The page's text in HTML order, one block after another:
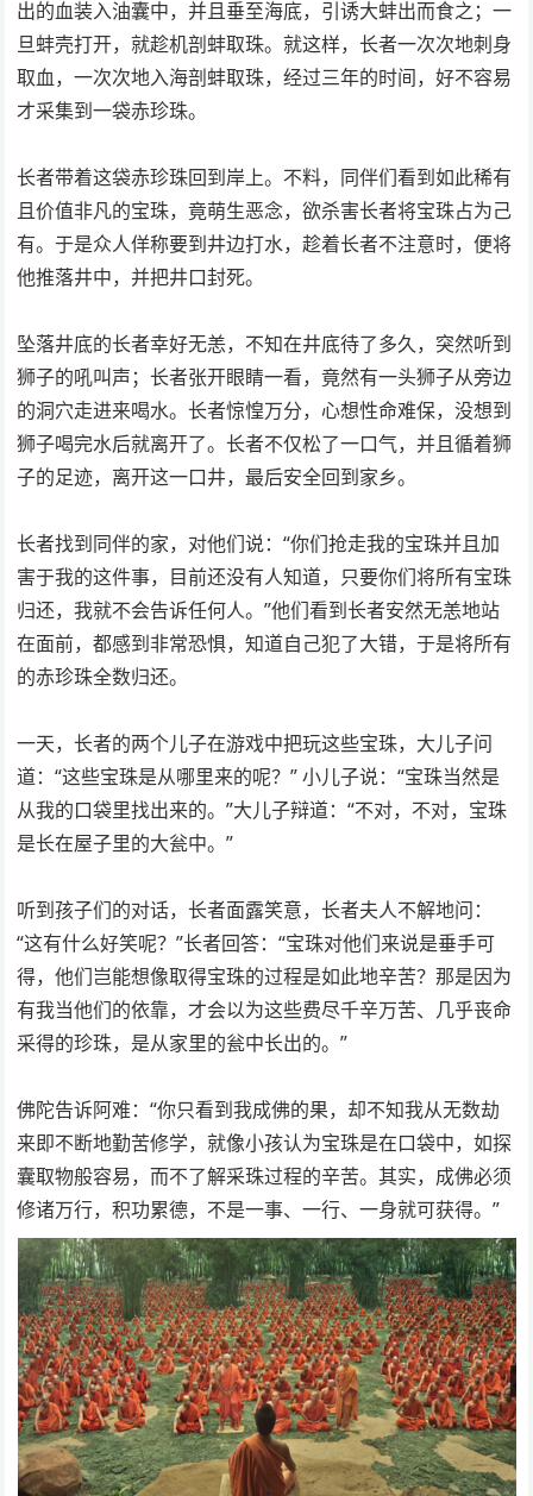
出的血装入油囊中，并且垂至海底，引诱大蚌出而食之；一
旦蚌壳打开，就趁机剖蚌取珠。就这样，长者一次次地刺身
取血，一次次地入海剖蚌取珠，经过三年的时间，好不容易
才采集到一袋赤珍珠。
长者带着这袋赤珍珠回到岸上。不料，同伴们看到如此稀有
且价值非凡的宝珠，竟萌生恶念，欲杀害长者将宝珠占为己
有。于是众人佯称要到井边打水，趁着长者不注意时，便将
他推落井中，并把井口封死。
坠落井底的长者幸好无恙，不知在井底待了多久，突然听到
狮子的吼叫声；长者张开眼睛一看，竟然有一头狮子从旁边
的洞穴走进来喝水。长者惊惶万分，心想性命难保，没想到
狮子喝完水后就离开了。长者不仅松了一口气，并且循着狮
子的足迹，离开这一口井，最后安全回到家乡。
长者找到同伴的家，对他们说：“你们抢走我的宝珠并且加
害于我的这件事，目前还没有人知道，只要你们将所有宝珠
归还，我就不会告诉任何人。”他们看到长者安然无恙地站
在面前，都感到非常恐惧，知道自己犯了大错，于是将所有
的赤珍珠全数归还。
一天，长者的两个儿子在游戏中把玩这些宝珠，大儿子问
道：“这些宝珠是从哪里来的呢？” 小儿子说：“宝珠当然是
从我的口袋里找出来的。”大儿子辩道：“不对，不对，宝珠
是长在屋子里的大瓮中。”
听到孩子们的对话，长者面露笑意，长者夫人不解地问：
“这有什么好笑呢？”长者回答：“宝珠对他们来说是垂手可
得，他们岂能想像取得宝珠的过程是如此地辛苦？那是因为
有我当他们的依靠，才会以为这些费尽千辛万苦、几乎丧命
采得的珍珠，是从家里的瓮中长出的。”
佛陀告诉阿难：“你只看到我成佛的果，却不知我从无数劫
来即不断地勤苦修学，就像小孩认为宝珠是在口袋中，如探
囊取物般容易，而不了解采珠过程的辛苦。其实，成佛必须
修诸万行，积功累德，不是一事、一行、一身就可获得。”